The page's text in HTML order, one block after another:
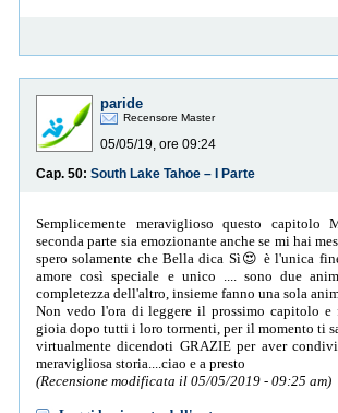
paride
Recensore Master
05/05/19, ore 09:24
Cap. 50: South Lake Tahoe – I Parte
Semplicemente meraviglioso questo capitolo
seconda parte sia emozionante anche se mi hai
spero solamente che Bella dica Sì😍 è l'unica
amore così speciale e unico .... sono due
completezza dell'altro, insieme fanno una sola
Non vedo l'ora di leggere il prossimo capitolo
gioia dopo tutti i loro tormenti, per il momento ti
virtualmente dicendoti GRAZIE per aver
meravigliosa storia....ciao e a presto
(Recensione modificata il 05/05/2019 - 09:25 am)